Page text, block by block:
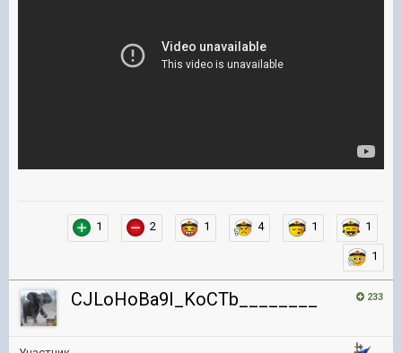
1 2 1 4 1 1
1
233
CJLoHoBa9I_KoCTb________